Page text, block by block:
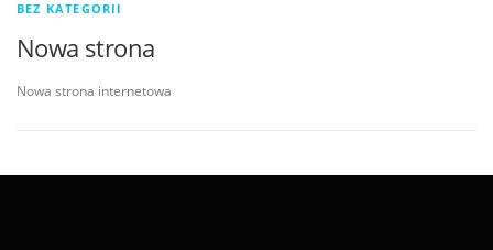
BEZ KATEGORII
Nowa strona
Nowa strona internetowa